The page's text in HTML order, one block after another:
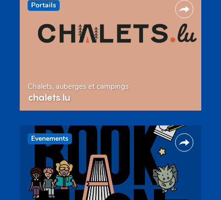
Portails
Chalets, auberges et campings
chalets.lu
Evenements